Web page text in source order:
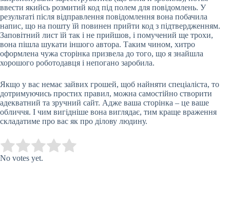
ввести якийсь розмитий код під полем для повідомлень. У
результаті після відправлення повідомлення вона побачила
напис, що на пошту їй повинен прийти код з підтвердженням.
Заповітний лист їй так і не прийшов, і помучений ще трохи,
вона пішла шукати іншого автора. Таким чином, хитро
оформлена чужа сторінка призвела до того, що я знайшла
хорошого роботодавця і непогано заробила.
Якщо у вас немає зайвих грошей, щоб найняти спеціаліста, то
дотримуючись простих правил, можна самостійно створити
адекватний та зручний сайт. Адже ваша сторінка – це ваше
обличчя. І чим вигідніше вона виглядає, тим краще враження
складатиме про вас як про ділову людину.
Rate this item:
No votes yet.